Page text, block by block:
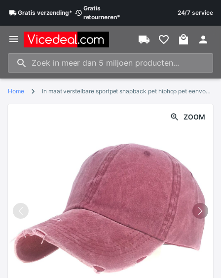
Gratisverzending*
Gratis
retourneren*
24/7 service
Home In maat verstelbare sportpet snapback pet hiphop pet eenvoudige wasmachine pet katoenen pet voor wasmachine
ZOOM